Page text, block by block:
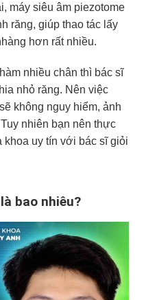
máy siêu âm piezotome
răng, giúp thao tác lấy
hơn rất nhiều.
nhiều chân thì bác sĩ
nhỏ răng. Nên việc
không nguy hiểm, ảnh
nhiên bạn nên thực
khoa uy tín với bác sĩ giỏi
bao nhiêu?